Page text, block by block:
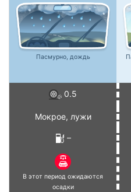
Пасмурно, дождь
0.5
Мокрое, лужи
–
В этот период ожидаются
осадки